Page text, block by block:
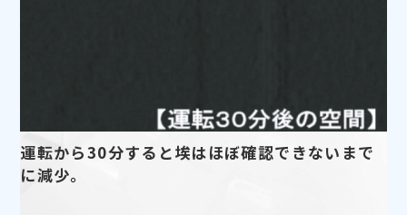
運転から30分すると埃はほぼ確認できないまで
に減少。